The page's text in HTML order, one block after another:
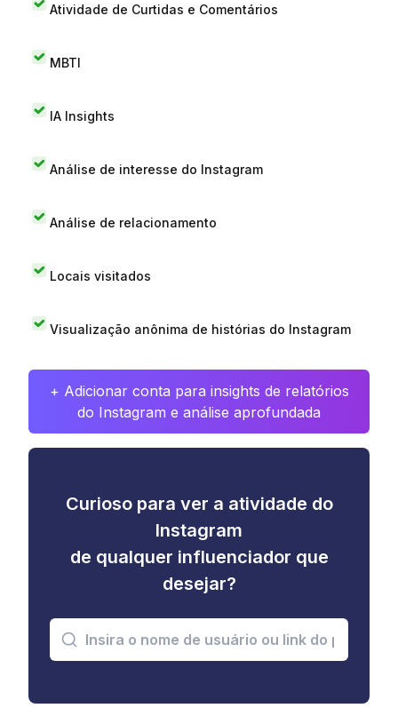
Atividade de Curtidas e Comentários
MBTI
IA Insights
Análise de interesse do Instagram
Análise de relacionamento
Locais visitados
Visualização anônima de histórias do Instagram
+ Adicionar conta para insights de relatórios
do Instagram e análise aprofundada
Curioso para ver a atividade do
Instagram
de qualquer influenciador que
desejar?